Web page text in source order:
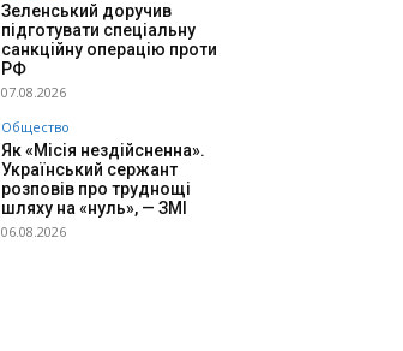
Зеленський доручив
підготувати спеціальну
санкційну операцію проти
РФ
07.08.2026
Общество
Як «Місія нездійсненна».
Український сержант
розповів про труднощі
шляху на «нуль», — ЗМІ
06.08.2026